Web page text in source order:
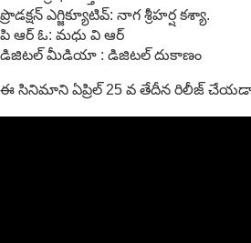
ప్రొడక్షన్ ఎగ్జిక్యూటివ్: నాగ శ్రీహర్ష కశ్యా.
పి ఆర్ ఓ: మధు వి ఆర్
డిజిటల్ మీడియా : డిజిటల్ దుకాణం
ఈ సినిమాని ఏప్రిల్ 25 వ తేదీన రిలీజ్